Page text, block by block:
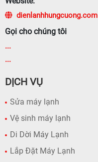
dienlanhhungcuong.com
Gọi cho chúng tôi
...
...
DỊCH VỤ
Sửa máy lạnh
Vệ sinh máy lạnh
Di Dời Máy Lạnh
Lắp Đặt Máy Lạnh